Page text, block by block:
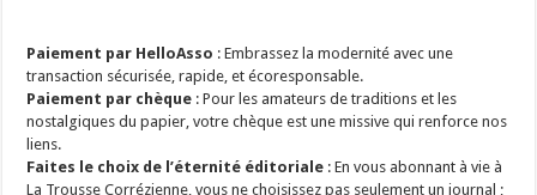
Paiement par HelloAsso : Embrassez la modernité avec une
transaction sécurisée, rapide, et écoresponsable.
Paiement par chèque : Pour les amateurs de traditions et les
nostalgiques du papier, votre chèque est une missive qui renforce nos
liens.
Faites le choix de l’éternité éditoriale : En vous abonnant à vie à
La Trousse Corrézienne, vous ne choisissez pas seulement un journal ;